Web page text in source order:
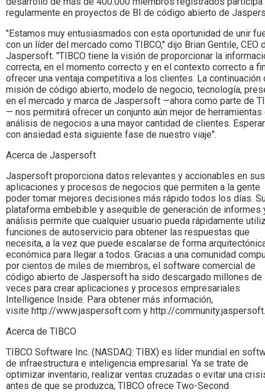
regularmente en proyectos de BI de código abierto de
"Estamos muy entusiasmados con esta oportunidad de unir
con un líder del mercado como TIBCO," dijo Brian Gentile, CEO
Jaspersoft. "TIBCO tiene la visión de proporcionar la
correcta, en el momento correcto y en el contexto correcto a
ofrecer una ventaja competitiva a los clientes. La continuación
misión de código abierto, modelo de negocio, tecnología,
en el mercado y marca de Jaspersoft —ahora como parte de
— nos permitirá ofrecer un conjunto aún mejor de herramientas
análisis de negocios a una mayor cantidad de clientes.
con ansiedad esta siguiente fase de nuestro viaje".
Acerca de Jaspersoft
Jaspersoft proporciona datos relevantes y accionables en sus
aplicaciones y procesos de negocios que permiten a la gente
poder tomar mejores decisiones más rápido todos los días.
plataforma embebible y asequible de generación de informes
análisis permite que cualquier usuario pueda rápidamente
funciones de autoservicio para obtener las respuestas que
necesita, a la vez que puede escalarse de forma
económica para llegar a todos. Gracias a una comunidad
por cientos de miles de miembros, el software comercial de
código abierto de Jaspersoft ha sido descargado millones de
veces para crear aplicaciones y procesos empresariales
Intelligence Inside. Para obtener más información,
visite http://www.jaspersoft.com y http://
Acerca de TIBCO
TIBCO Software Inc. (NASDAQ: TIBX) es líder mundial en
de infraestructura e inteligencia empresarial. Ya se trate de
optimizar inventario, realizar ventas cruzadas o evitar una
antes de que se produzca, TIBCO ofrece Two-Second